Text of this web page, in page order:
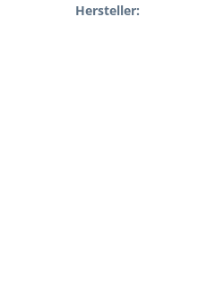
Hersteller: